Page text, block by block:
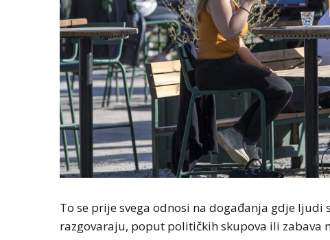
To se prije svega odnosi na događanja gdje
razgovaraju, poput političkih skupova ili zabava